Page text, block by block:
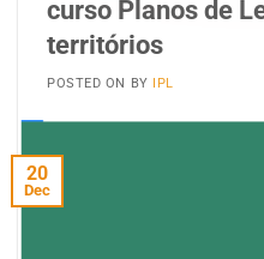
curso Planos de
territórios
POSTED ON BY IPL
20
Dec